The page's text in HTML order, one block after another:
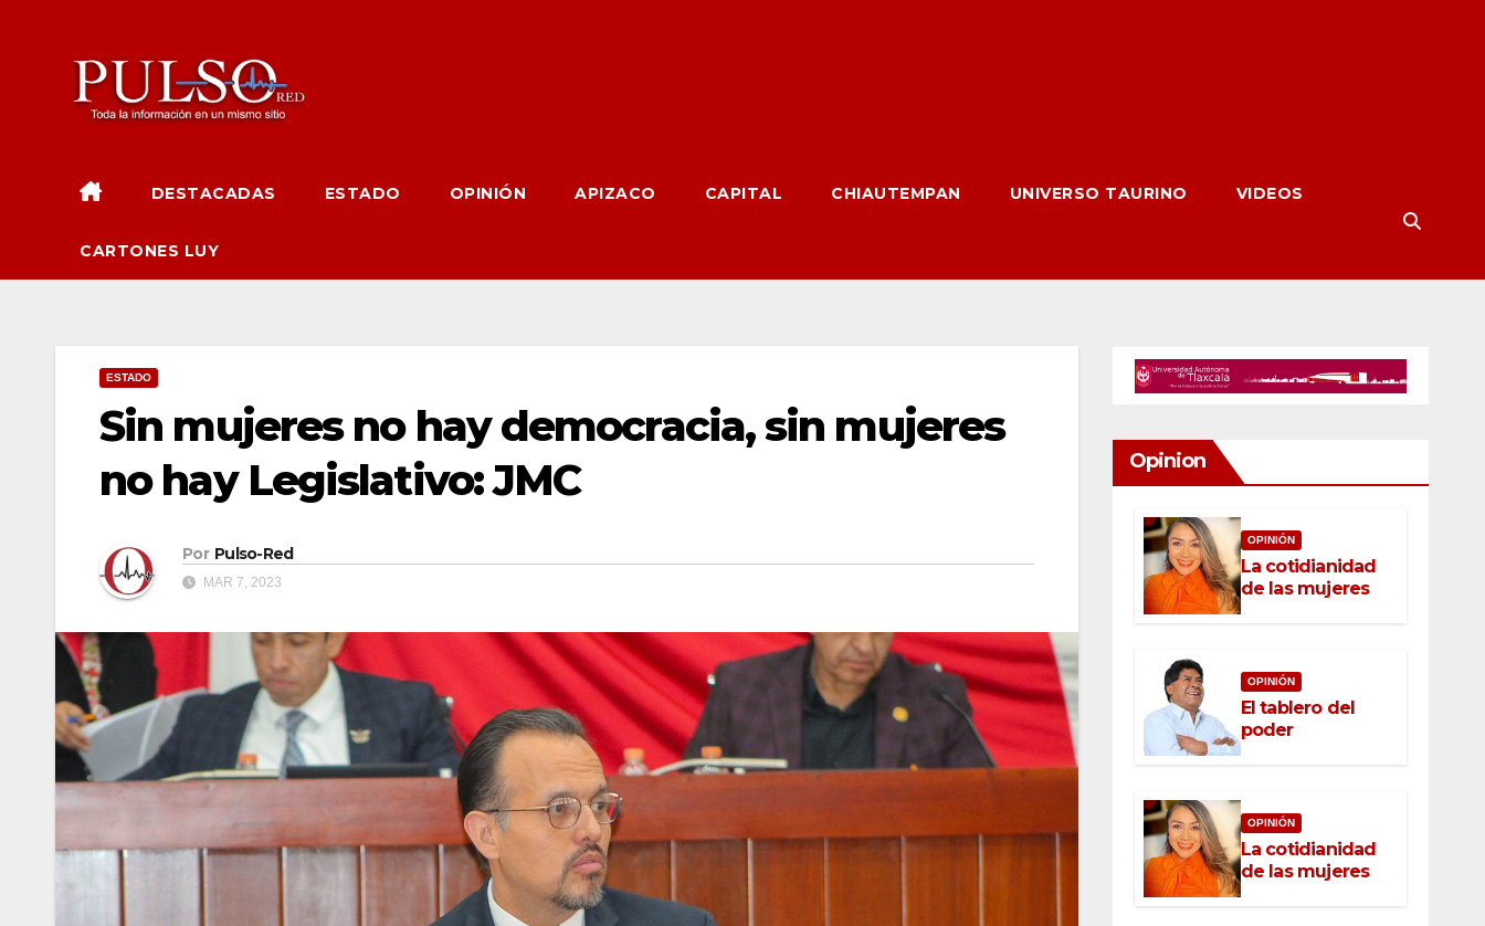
DESTACADAS ESTADO OPINIÓN APIZACO CAPITAL CHIAUTEMPAN UNIVERSO TAURINO VIDEOS
CARTONES LUY
ESTADO
Sin mujeres no hay democracia, sin mujeres
no hay Legislativo: JMC
Por Pulso-Red
MAR 7, 2023
Opinion
OPINIÓN
La cotidianidad
de las mujeres
OPINIÓN
El tablero del
poder
OPINIÓN
La cotidianidad
de las mujeres